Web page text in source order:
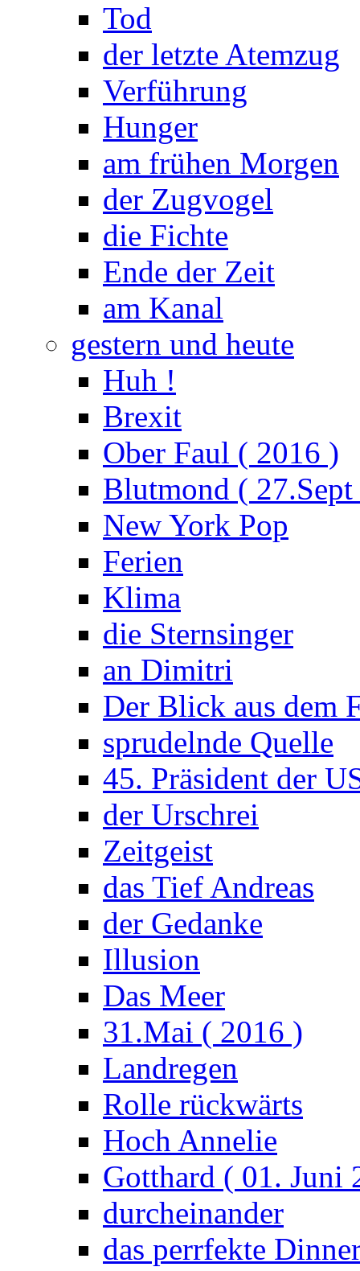
Tod
der letzte Atemzug
Verführung
Hunger
am frühen Morgen
der Zugvogel
die Fichte
Ende der Zeit
am Kanal
gestern und heute
Huh !
Brexit
Ober Faul ( 2016 )
Blutmond (
New York Pop
Ferien
Klima
die Sternsinger
an Dimitri
Der Blick aus dem
sprudelnde Quelle
45. Präsident der
der Urschrei
Zeitgeist
das Tief Andreas
der Gedanke
Illusion
Das Meer
31.Mai ( 2016 )
Landregen
Rolle rückwärts
Hoch Annelie
Gotthard ( 01. Juni
durcheinander
das perrfekte